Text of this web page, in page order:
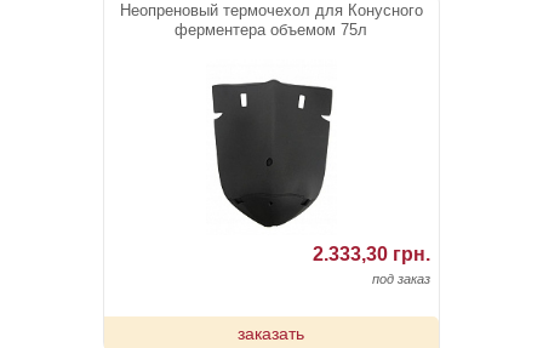
Неопреновый термочехол для Конусного
ферментера объемом 75л
2.333,30 грн.
под заказ
заказать